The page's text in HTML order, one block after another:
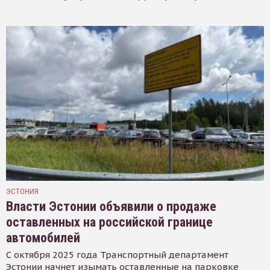
ЭСТОНИЯ
Власти Эстонии объявили о продаже
оставленных на российской границе
автомобилей
С октября 2025 года Транспортный департамент
Эстонии начнет изымать оставленные на парковке